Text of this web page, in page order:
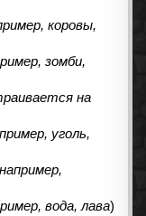
коровы,
зомби,
на
уголь,
например,
вода, лава)